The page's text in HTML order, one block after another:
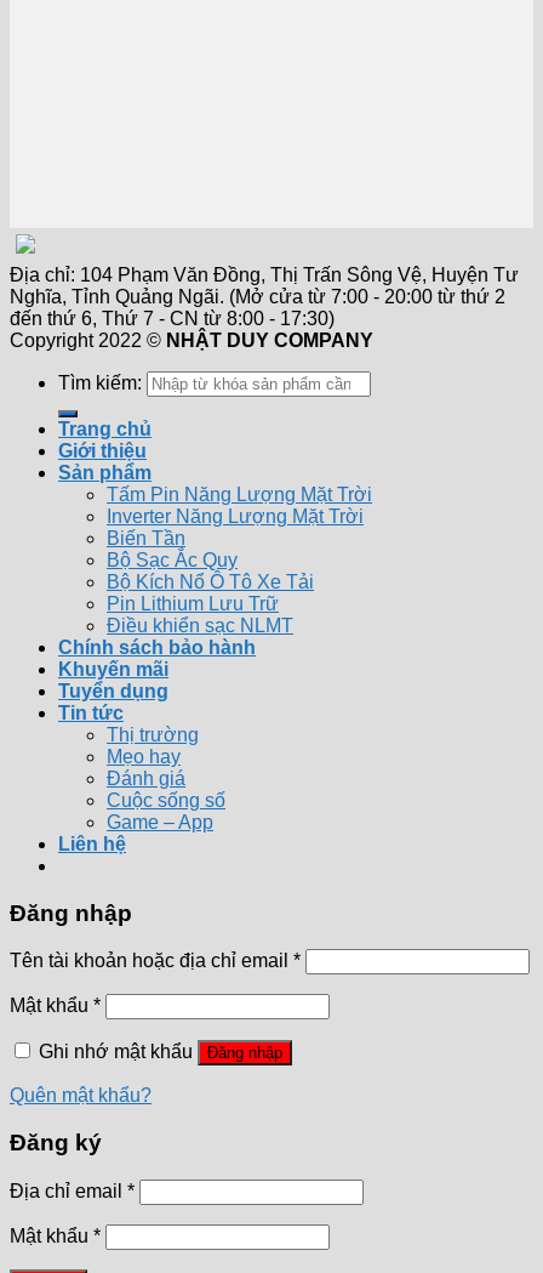
Địa chỉ: 104 Phạm Văn Đồng, Thị Trấn Sông Vệ, Huyện Tư
Nghĩa, Tỉnh Quảng Ngãi. (Mở cửa từ 7:00 - 20:00 từ thứ 2
đến thứ 6, Thứ 7 - CN từ 8:00 - 17:30)
Copyright 2022 © NHẬT DUY COMPANY
Tìm kiếm:
Trang chủ
Giới thiệu
Sản phẩm
Tấm Pin Năng Lượng Mặt Trời
Inverter Năng Lượng Mặt Trời
Biến Tần
Bộ Sạc Ắc Quy
Bộ Kích Nổ Ô Tô Xe Tải
Pin Lithium Lưu Trữ
Điều khiển sạc NLMT
Chính sách bảo hành
Khuyến mãi
Tuyển dụng
Tin tức
Thị trường
Mẹo hay
Đánh giá
Cuộc sống số
Game – App
Liên hệ
Đăng nhập
Tên tài khoản hoặc địa chỉ email *
Mật khẩu *
Ghi nhớ mật khẩu Đăng nhập
Quên mật khẩu?
Đăng ký
Địa chỉ email *
Mật khẩu *